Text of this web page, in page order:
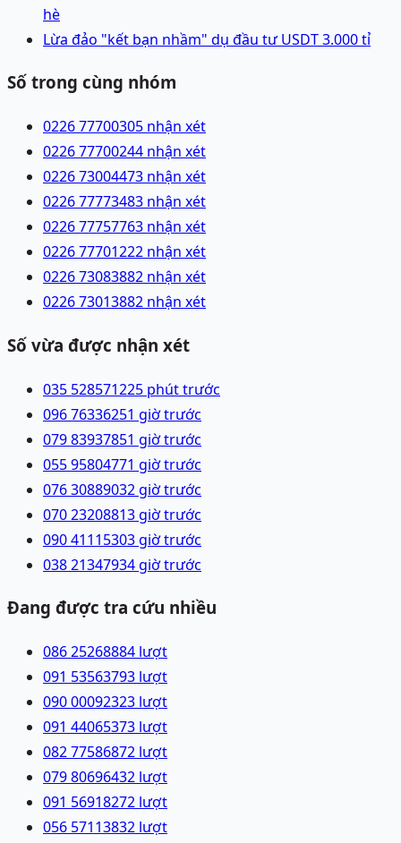
hè
Lừa đảo "kết bạn nhầm" dụ đầu tư USDT 3.000 tỉ
Số trong cùng nhóm
0226 77700305 nhận xét
0226 77700244 nhận xét
0226 73004473 nhận xét
0226 77773483 nhận xét
0226 77757763 nhận xét
0226 77701222 nhận xét
0226 73083882 nhận xét
0226 73013882 nhận xét
Số vừa được nhận xét
035 528571225 phút trước
096 76336251 giờ trước
079 83937851 giờ trước
055 95804771 giờ trước
076 30889032 giờ trước
070 23208813 giờ trước
090 41115303 giờ trước
038 21347934 giờ trước
Đang được tra cứu nhiều
086 25268884 lượt
091 53563793 lượt
090 00092323 lượt
091 44065373 lượt
082 77586872 lượt
079 80696432 lượt
091 56918272 lượt
056 57113832 lượt